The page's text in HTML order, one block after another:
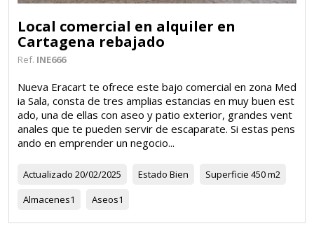
Local comercial en alquiler en
Cartagena rebajado
Ref. INE666
Nueva Eracart te ofrece este bajo comercial en zona Med
ia Sala, consta de tres amplias estancias en muy buen est
ado, una de ellas con aseo y patio exterior, grandes vent
anales que te pueden servir de escaparate. Si estas pens
ando en emprender un negocio...
Actualizado 20/02/2025 Estado Bien Superficie 450 m2
Almacenes1 Aseos1